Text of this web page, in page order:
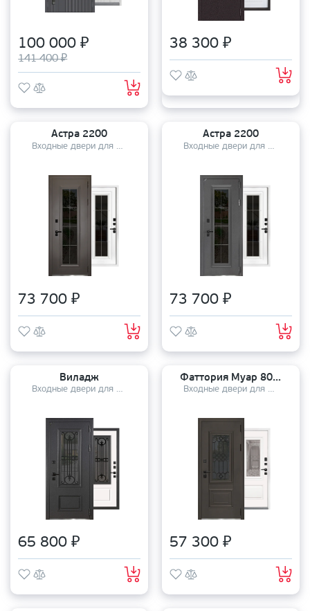
100 000 ₽
141 400 ₽
38 300 ₽
Астра 2200
Входные двери для дома
73 700 ₽
Астра 2200
Входные двери для дома
73 700 ₽
Виладж
Входные двери для дома
65 800 ₽
Фаттория Муар 8019
Входные двери для дома
57 300 ₽